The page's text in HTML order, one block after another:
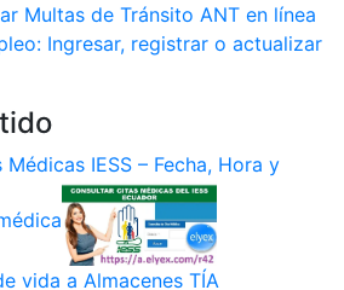
Multas de Tránsito ANT en línea
Ingresar, registrar o actualizar
IESS – Fecha, Hora y
vida a Almacenes TÍA